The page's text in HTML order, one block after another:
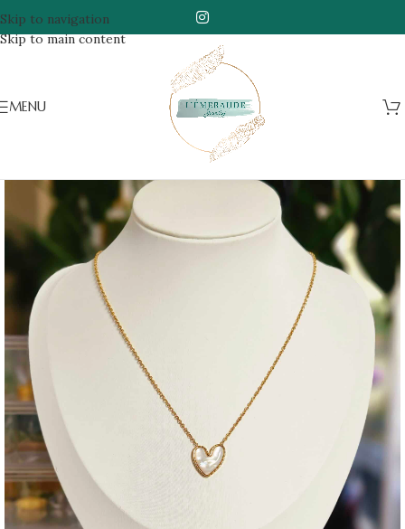
Skip to navigation
Skip to main content
MENU